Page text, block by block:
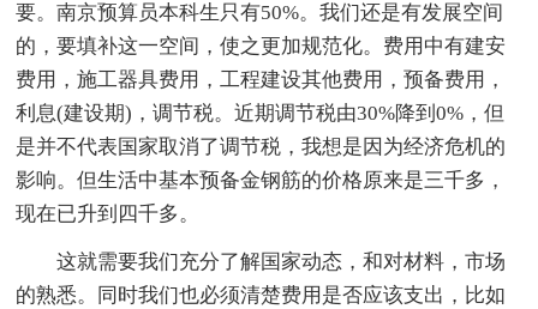
要。南京预算员本科生只有50%。我们还是有发展空间
的，要填补这一空间，使之更加规范化。费用中有建安
费用，施工器具费用，工程建设其他费用，预备费用，
利息(建设期)，调节税。近期调节税由30%降到0%，但
是并不代表国家取消了调节税，我想是因为经济危机的
影响。但生活中基本预备金钢筋的价格原来是三千多，
现在已升到四千多。
这就需要我们充分了解国家动态，和对材料，市场
的熟悉。同时我们也必须清楚费用是否应该支出，比如